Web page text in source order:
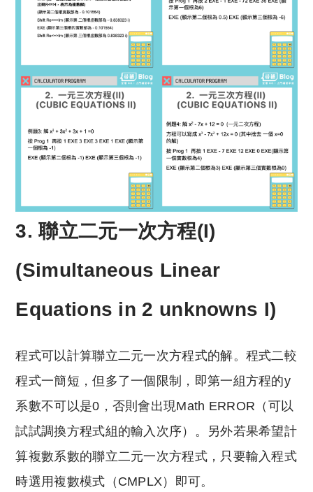
3. 聯立二元一次方程(I)
(Simultaneous Linear
Equations in 2 unknowns I)
程式可以計算聯立二元一次方程式的解。程式二較
程式一簡短，但多了一個限制，即第一組方程的y
系數不可以是0，否則會出現Math ERROR（可以
試試調換方程式組的輸入次序）。另外若果希望計
算複數系數的聯立二元一次方程式，只要輸入程式
時選用複數模式（CMPLX）即可。